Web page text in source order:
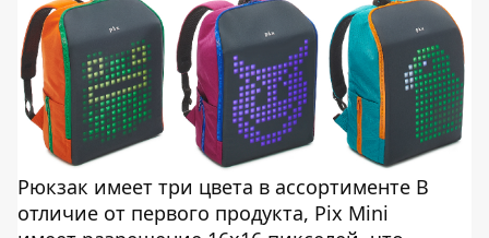
Рюкзак имеет три цвета в ассортименте В
отличие от первого продукта, Pix Mini